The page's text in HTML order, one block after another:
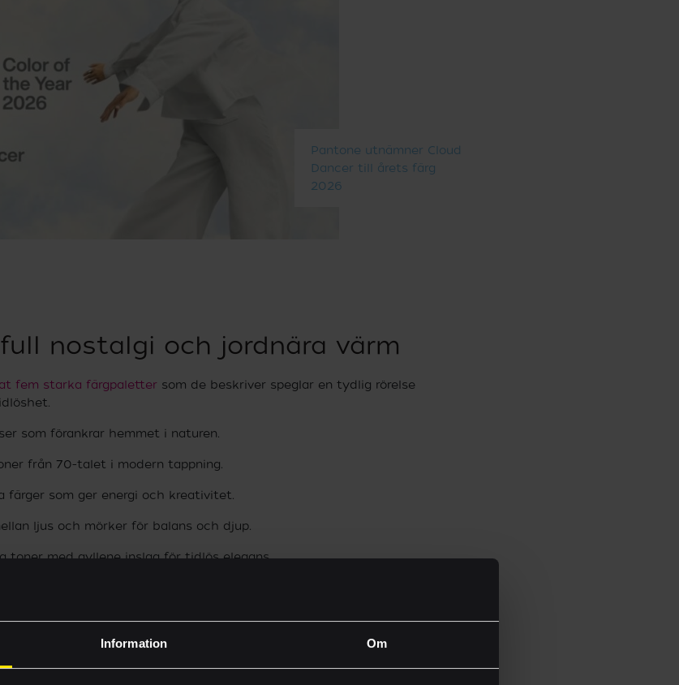
Information Om
Pantone utnämner Cloud
Dancer till årets färg
2026
nostalgi och jordnära värm
fem starka färgpaletter som de beskriver speglar en tydlig rörelse
som förankrar hemmet i naturen.
från 70-talet i modern tappning.
färger som ger energi och kreativitet.
ljus och mörker för balans och djup.
toner med gyllene inslag för tidlös elegans.
Byggprojekt